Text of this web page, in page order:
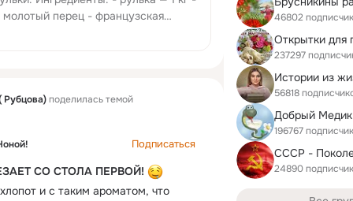
перец - французская
— 4 зубчика - морковь — 1 шт.
поделилась темой
Подписаться
СО СТОЛА ПЕРВОЙ!
и с таким ароматом, что
46802
Открытки для
237297
Истории из
56818
Добрый Медик
196767
СССР -
24890